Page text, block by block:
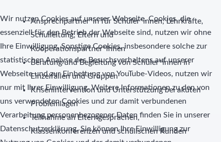
Ansprechpartner*in für Schüler*innen, Lehrkräfte,
Schulleitung, Eltern und
Kooperationspartner*innen
Beratung und Begleitung von Schüler*innen in
Einzelfällen und Gruppen
Krisenintervention und Unterstützung bei akuten
Problemlagen
Teilnahme an Elterngesprächen,
Klassenkonferenzen und schulischen Runden
Wir nutzen Cookies auf unserer Webseite. Cookies, die
essenziell für den Betrieb der Webseite sind, nutzen wir ohne
Ihre Einwilligung. Sonstige Cookies, insbesondere solche zur
statistischen Analyse des Besuchsverhaltens auf unserer
Webseite und zur Einbettung von YouTube-Videos, nutzen wir
nur mit Ihrer Einwilligung. Weitere Informationen zu den von
uns verwendeten Cookies und zur damit verbundenen
Verarbeitung personenbezogener Daten finden Sie in unserer
Datenschutzerklärung. Sie können Ihre Einwilligung zur